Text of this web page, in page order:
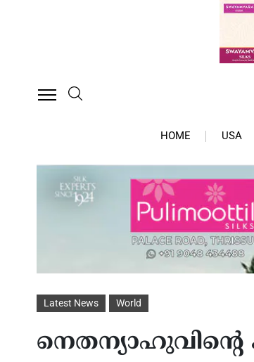
HOME USA
Latest News World
നെതന്യാഹുവിന്റെ